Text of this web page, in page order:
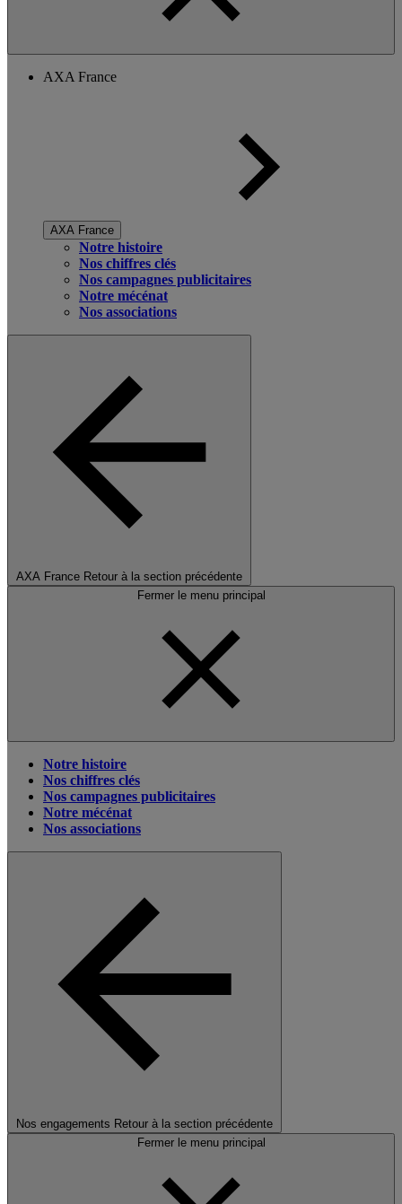
AXA France
AXA France
Notre histoire
Nos chiffres clés
Nos campagnes publicitaires
Notre mécénat
Nos associations
AXA France Retour à la section précédente
Fermer le menu principal
Notre histoire
Nos chiffres clés
Nos campagnes publicitaires
Notre mécénat
Nos associations
Nos engagements Retour à la section précédente
Fermer le menu principal